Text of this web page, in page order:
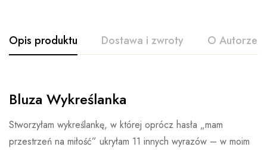
Opis produktu Dostawa i zwroty O Autorze
Bluza Wykreślanka
Stworzyłam wykreślankę, w której oprócz hasła „mam
przestrzeń na miłość” ukryłam 11 innych wyrazów – w moim